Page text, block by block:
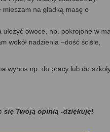
na gładką masę o
owoce, np. pokrojone w
wokół nadzienia –dość ściśle,
wynos np. do pracy lub do
się Twoją opinią -dziękuję!